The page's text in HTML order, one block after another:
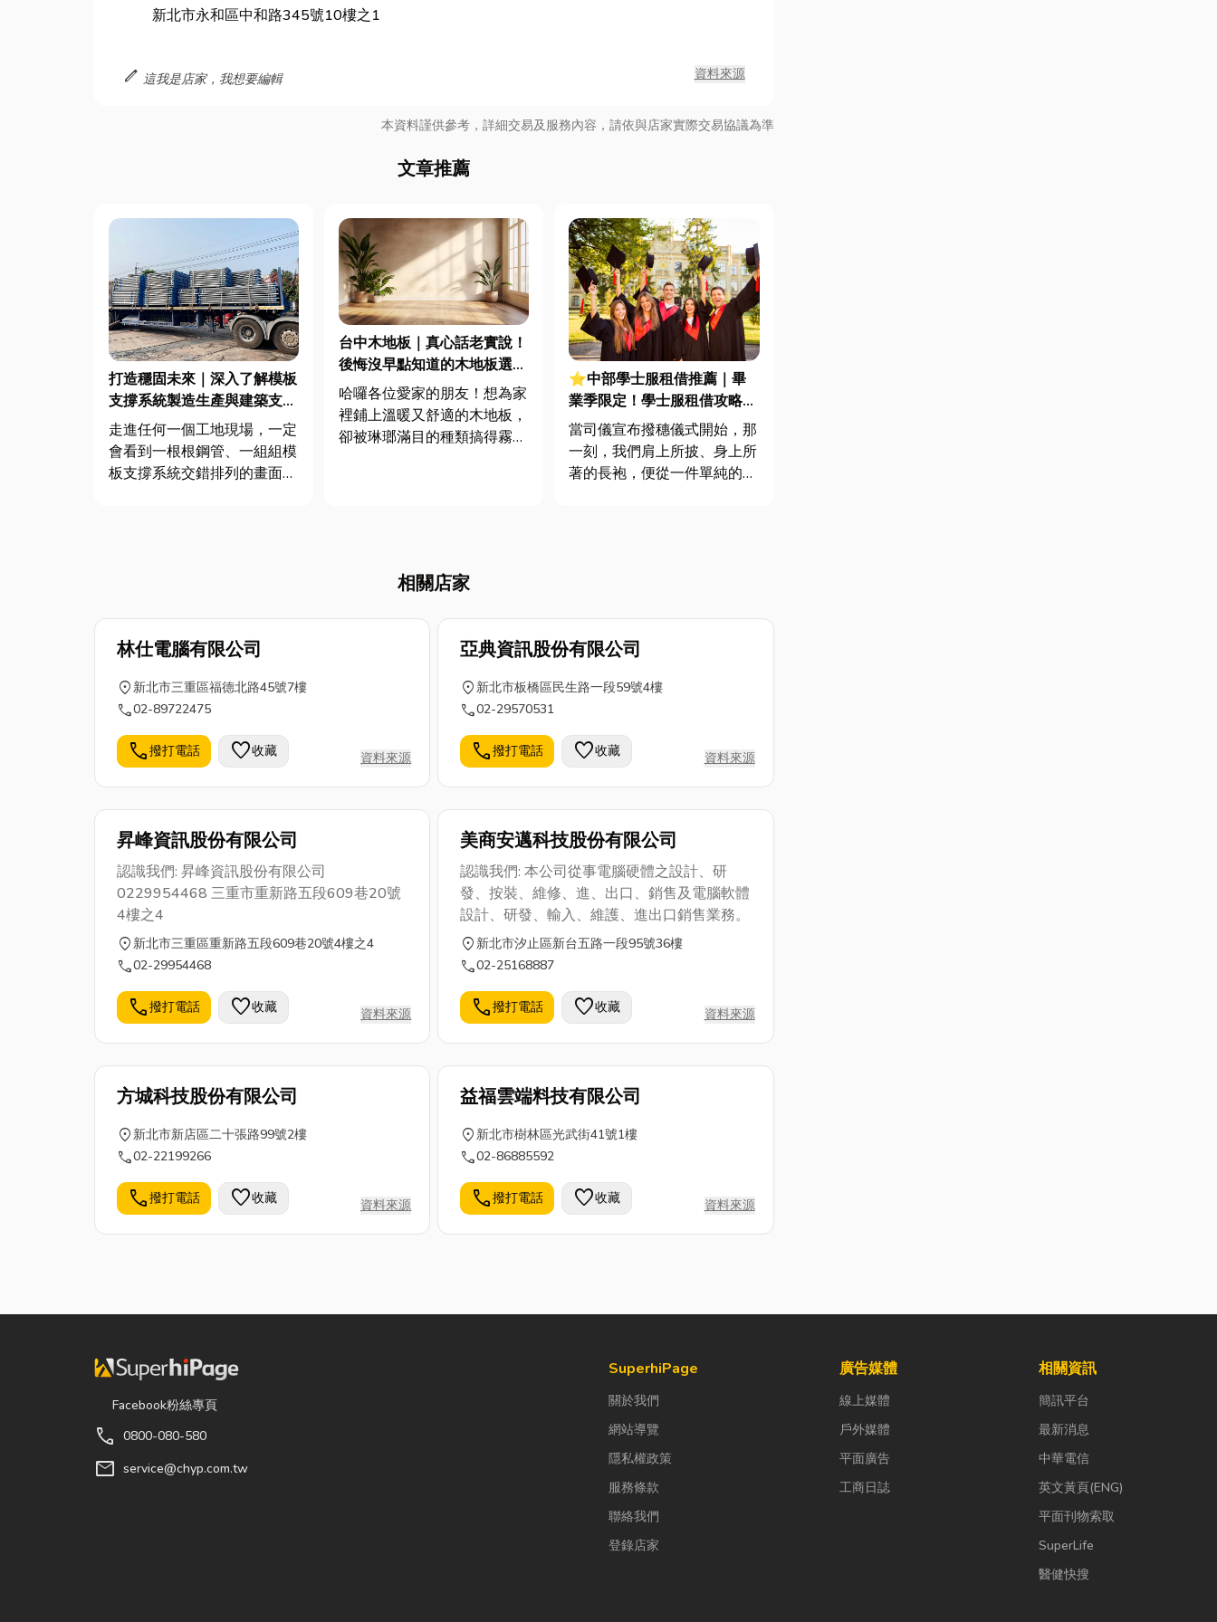
新北市永和區中和路345號10樓之1
edit 這我是店家，我想要編輯 資料來源
本資料謹供參考，詳細交易及服務內容，請依與店家實際交易協議為準
文章推薦
打造穩固未來｜深入了解模板
支撐系統製造生產與建築支撐
租賃服務
走進任何一個工地現場，一定
會看到一根根鋼管、一組組模
板支撐系統交錯排列的畫面。
業。從...
台中木地板｜真心話老實說！
後悔沒早點知道的木地板選購
秘訣！
哈囉各位愛家的朋友！想為家
裡鋪上溫暖又舒適的木地板，
卻被琳瑯滿目的種類搞得霧煞
⭐中部學士服租借推薦｜畢
業季限定！學士服租借攻略＆
你不知道的長袍冷知識
當司儀宣布撥穗儀式開始，那
一刻，我們肩上所披、身上所
著的長袍，便從一件單純的衣
形？今...
相關店家
林仕電腦有限公司
location_on 新北市三重區福德北路45號7樓
call02-89722475
call撥打電話 favorite收藏 資料來源
亞典資訊股份有限公司
location_on新北市板橋區民生路一段59號4樓
call02-29570531
call撥打電話 favorite收藏 資料來源
昇峰資訊股份有限公司
認識我們: 昇峰資訊股份有限公司
0229954468 三重市重新路五段609巷20號
4樓之4
location_on 新北市三重區重新路五段609巷20號4樓之4
call02-29954468
call撥打電話 favorite收藏 資料來源
美商安邁科技股份有限公司
認識我們: 本公司從事電腦硬體之設計、研
發、按裝、維修、進、出口、銷售及電腦軟體
設計、研發、輸入、維護、進出口銷售業務。
location_on新北市汐止區新台五路一段95號36樓
call02-25168887
call撥打電話 favorite收藏 資料來源
方城科技股份有限公司
location_on 新北市新店區二十張路99號2樓
call02-22199266
call撥打電話 favorite收藏 資料來源
益福雲端料技有限公司
location_on新北市樹林區光武街41號1樓
call02-86885592
call撥打電話 favorite收藏 資料來源
Facebook粉絲專頁
call 0800-080-580
mail service@chyp.com.tw
SuperhiPage
關於我們
網站導覽
隱私權政策
服務條款
聯絡我們
登錄店家
廣告媒體
線上媒體
戶外媒體
平面廣告
工商日誌
相關資訊
簡訊平台
最新消息
中華電信
英文黃頁(ENG)
平面刊物索取
SuperLife
醫健快搜